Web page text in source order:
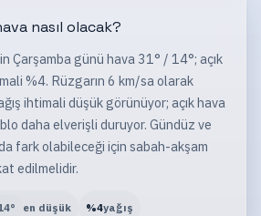
nasıl olacak?
Çarşamba günü hava 31° / 14°; açık
%4. Rüzgarın 6 km/sa olarak
ihtimali düşük görünüyor; açık hava
daha elverişli duruyor. Gündüz ve
fark olabileceği için sabah-akşam
edilmelidir.
° en düşük %4yağış